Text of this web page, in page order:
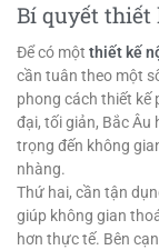
Bí quyết thiết
Để có một thiết kế
cần tuân theo một
phong cách thiết kế
đại, tối giản, Bắc
trọng đến không
nhàng.
Thứ hai, cần tận
giúp không gian
hơn thực tế. Bên